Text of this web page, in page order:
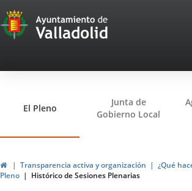
Transparencia
Menu
El Pleno
Junta de
Gobierno Local
InicioTransparencia activa y organización ¿Qué
Pleno
Histórico de Sesiones Plenarias